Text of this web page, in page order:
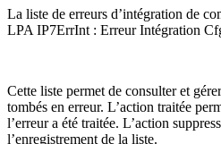
La liste de erreurs d’intégration de
LPA IP7ErrInt : Erreur Intégration
Cette liste permet de consulter et
tombés en erreur. L’action traitée
l’erreur a été traitée. L’action
l’enregistrement de la liste.